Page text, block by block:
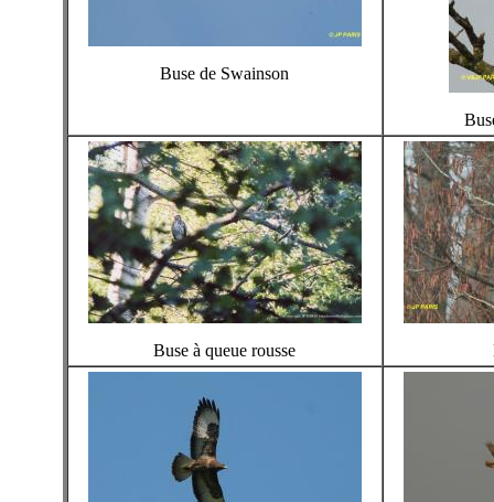
Buse de Swainson
Buse à queue rousse